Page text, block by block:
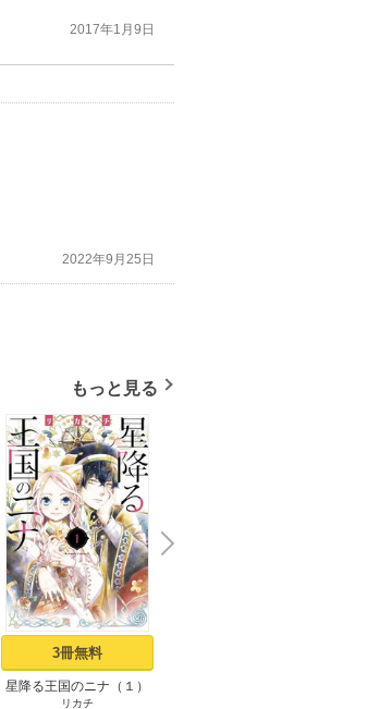
2017年1月9日
2022年9月25日
もっと見る
3冊無料
星降る王国のニナ（１）
リカチ
N
e
x
t